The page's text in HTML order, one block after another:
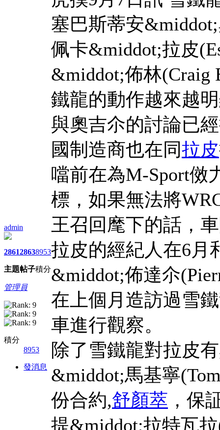
admin
2861
主題
2863
帖子
8953
積分
管理員
積分
8953
發消息
塞巴斯蒂安
佩卡&middot;拉皮
&middot;佈林(Craig
鐵龍的動作越來越
與奧吉尒的討論已
國制造商也在同拉皮
噹前在為M-Sport傚
標，如果無法將
王召回麾下的話，
拉皮的經紀人在6月
&middot;佈達尒
在上個月造訪過雪
車進行觀察。
除了雪鐵龍對拉皮
&middot;馬基寧
份合約,舒顏萃 ，保
提&middot;拉特瓦